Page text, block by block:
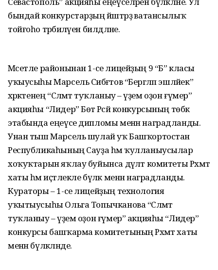
бындай конкурстарҙың йәштәрҙә ватансылыҡ
тойғоһо тәрбиәләүен билдәләне.
Мәсетле районынан 1-се лицейҙың 9 “Б” класы
уҡыусыһы Марсель Сибәғәтов “Бергәләп эшләйек”
хәрәкәтенең “Сәләмәт туҡланыу – әүҙем оҙон ғүмер”
акцияһы “Лидер” Бөтә Рәсәй конкурсының төбәк
этабында еңеүсе дипломы менән наградланды.
Унан тыш Марсель шулай уҡ Башҡортостан
Республикаһының Сауҙа һәм ҡулланыусылар
хоҡуҡтарын яҡлау буйынса дәүләт комитеты Рәхмәт
хаты һәм иҫтәлекле бүләк менән наградланды.
Кураторы – 1-се лицейҙың технология
уҡытыусыһы Ольга Топычканова “Сәләмәт
туҡланыу – әүҙем оҙон ғүмер” акцияһы “Лидер”
конкурсы башҡарма комитетының Рәхмәт хаты
менән бүләкләнде.